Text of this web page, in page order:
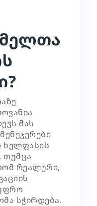
მას
ხელფასის
თუმცა
რეალური,
სჭირდება.